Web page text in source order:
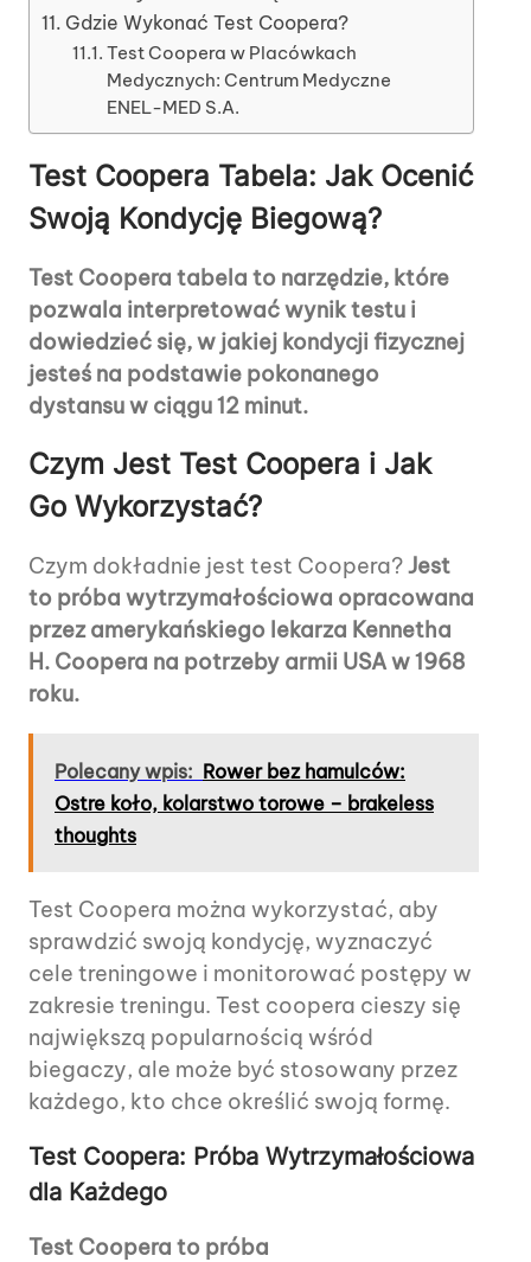
Gdzie Wykonać Test Coopera?
Test Coopera w Placówkach
Medycznych: Centrum Medyczne
ENEL-MED S.A.
Test Coopera Tabela: Jak Ocenić
Swoją Kondycję Biegową?
Test Coopera tabela to narzędzie, które
pozwala interpretować wynik testu i
dowiedzieć się, w jakiej kondycji fizycznej
jesteś na podstawie pokonanego
dystansu w ciągu 12 minut.
Czym Jest Test Coopera i Jak
Go Wykorzystać?
Czym dokładnie jest test Coopera?Jest
to próba wytrzymałościowa opracowana
przez amerykańskiego lekarza Kennetha
H. Coopera na potrzeby armii USA w 1968
roku.
Polecany wpis: Rower bez hamulców:
Ostre koło, kolarstwo torowe – brakeless
thoughts
Test Coopera można wykorzystać, aby
sprawdzić swoją kondycję, wyznaczyć
cele treningowe i monitorować postępy w
zakresie treningu. Test coopera cieszy się
największą popularnością wśród
biegaczy, ale może być stosowany przez
każdego, kto chce określić swoją formę.
Test Coopera: Próba Wytrzymałościowa
dla Każdego
Test Coopera to próba